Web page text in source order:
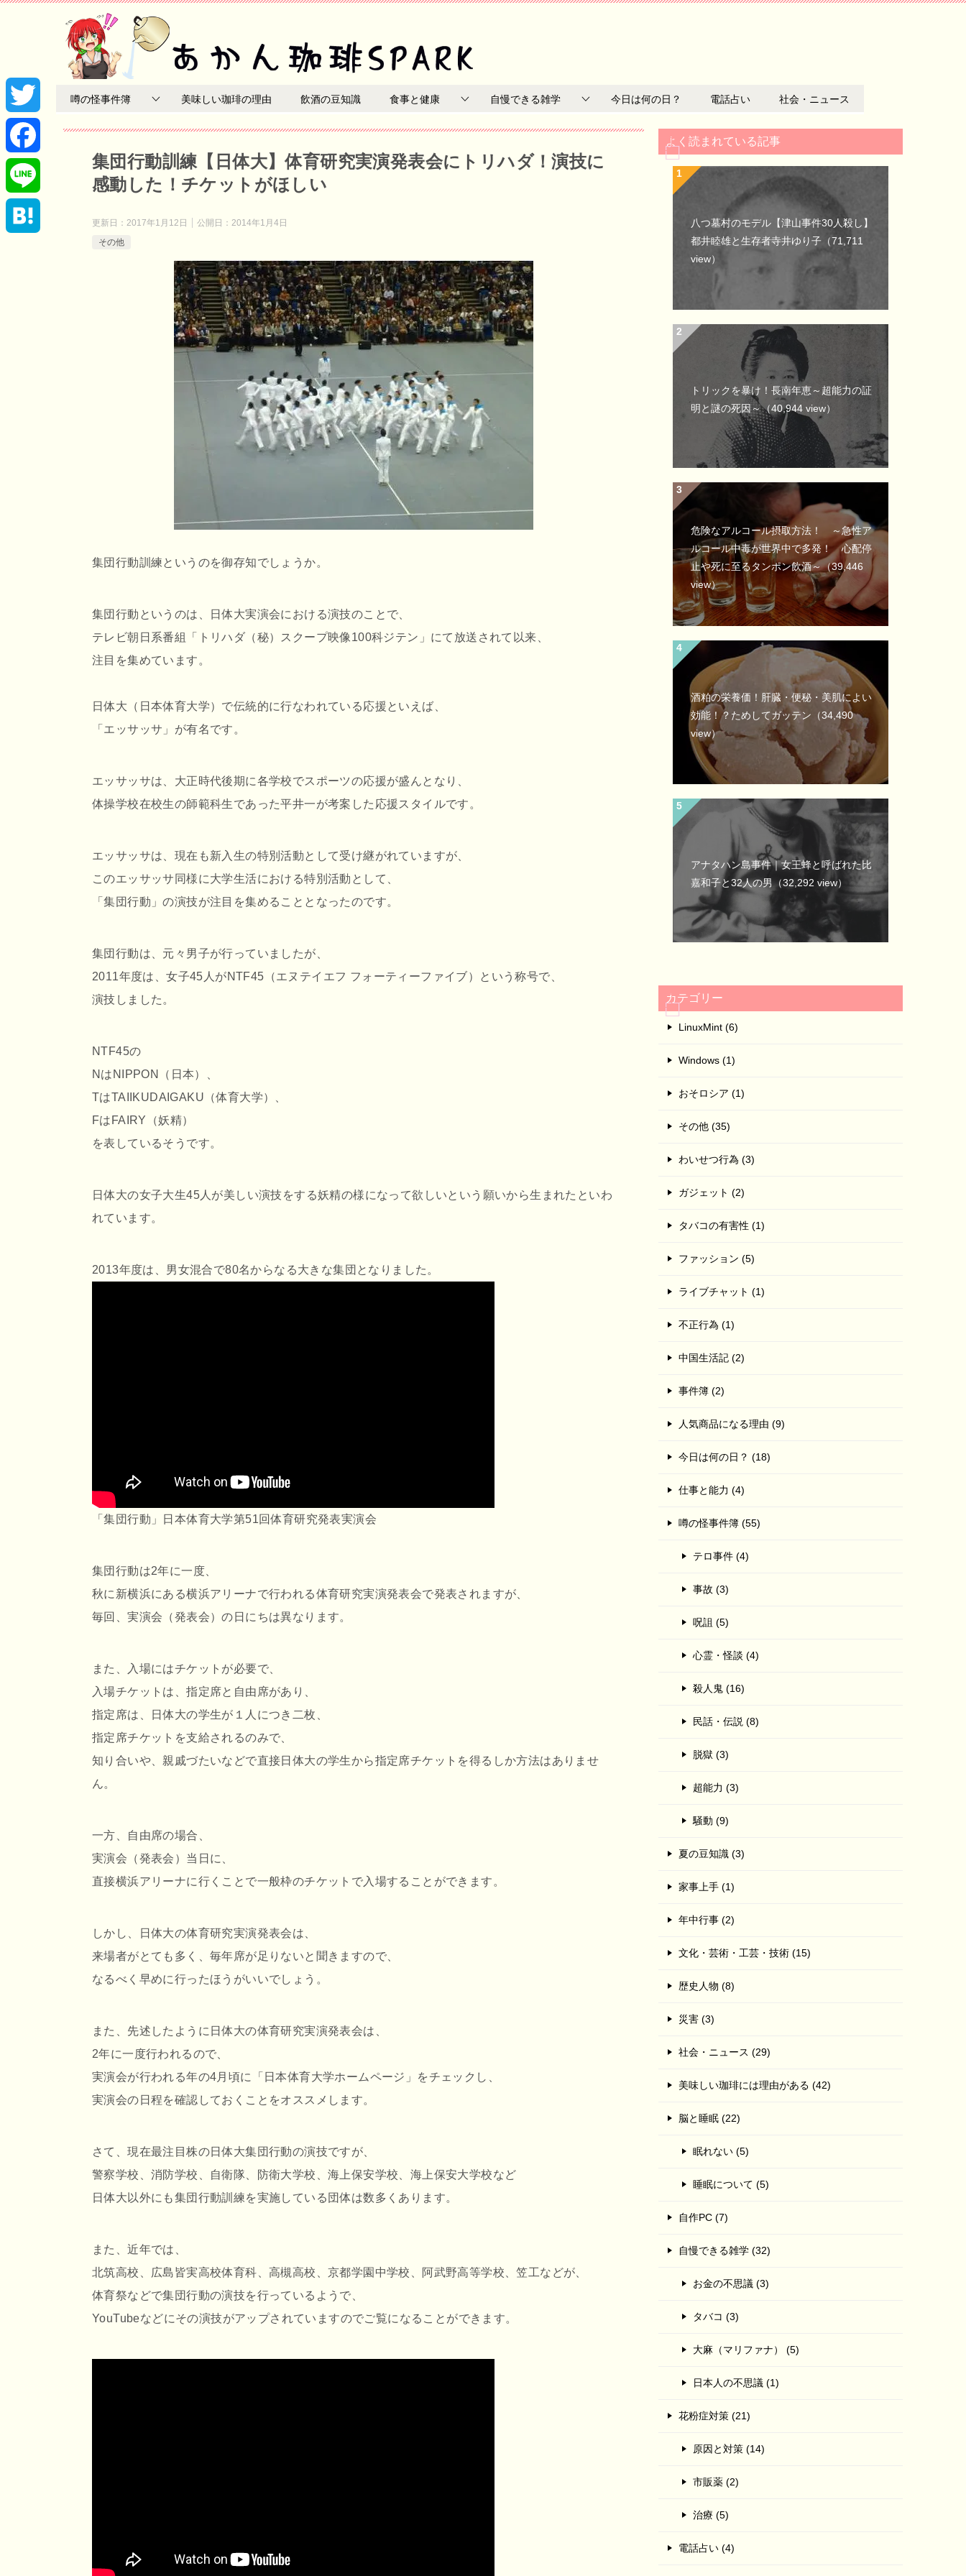
噂の怪事件簿 美味しい珈琲の理由 飲酒の豆知識 食事と健康 自慢できる雑学 今日は何の日？ 電話占い 社会・ニュース
集団行動訓練【日体大】体育研究実演発表会にトリハダ！演技に
感動した！チケットがほしい
更新日： 2017年1月12日 公開日： 2014年1月4日
その他
集団行動訓練というのを御存知でしょうか。
集団行動というのは、日体大実演会における演技のことで、
テレビ朝日系番組「トリハダ（秘）スクープ映像100科ジテン」にて放送されて以来、
注目を集めています。
日体大（日本体育大学）で伝統的に行なわれている応援といえば、
「エッサッサ」が有名です。
エッサッサは、大正時代後期に各学校でスポーツの応援が盛んとなり、
体操学校在校生の師範科生であった平井一が考案した応援スタイルです。
エッサッサは、現在も新入生の特別活動として受け継がれていますが、
このエッサッサ同様に大学生活における特別活動として、
「集団行動」の演技が注目を集めることとなったのです。
集団行動は、元々男子が行っていましたが、
2011年度は、女子45人がNTF45（エヌテイエフ フォーティーファイブ）という称号で、
演技しました。
NTF45の
NはNIPPON（日本）、
TはTAIIKUDAIGAKU（体育大学）、
FはFAIRY（妖精）
を表しているそうです。
日体大の女子大生45人が美しい演技をする妖精の様になって欲しいという願いから生まれたといわ
れています。
2013年度は、男女混合で80名からなる大きな集団となりました。
「集団行動」日本体育大学第51回体育研究発表実演会
集団行動は2年に一度、
秋に新横浜にある横浜アリーナで行われる体育研究実演発表会で発表されますが、
毎回、実演会（発表会）の日にちは異なります。
また、入場にはチケットが必要で、
入場チケットは、指定席と自由席があり、
指定席は、日体大の学生が１人につき二枚、
指定席チケットを支給されるのみで、
知り合いや、親戚づたいなどで直接日体大の学生から指定席チケットを得るしか方法はありませ
ん。
一方、自由席の場合、
実演会（発表会）当日に、
直接横浜アリーナに行くことで一般枠のチケットで入場することができます。
しかし、日体大の体育研究実演発表会は、
来場者がとても多く、毎年席が足りないと聞きますので、
なるべく早めに行ったほうがいいでしょう。
また、先述したように日体大の体育研究実演発表会は、
2年に一度行われるので、
実演会が行われる年の4月頃に「日本体育大学ホームページ」をチェックし、
実演会の日程を確認しておくことをオススメします。
さて、現在最注目株の日体大集団行動の演技ですが、
警察学校、消防学校、自衛隊、防衛大学校、海上保安学校、海上保安大学校など
日体大以外にも集団行動訓練を実施している団体は数多くあります。
また、近年では、
北筑高校、広島皆実高校体育科、高槻高校、京都学園中学校、阿武野高等学校、笠工などが、
体育祭などで集団行動の演技を行っているようで、
YouTubeなどにその演技がアップされていますのでご覧になることができます。
よく読まれている記事
八つ墓村のモデル【津山事件30人殺し】
都井睦雄と生存者寺井ゆり子 （71,711
view）
トリックを暴け！長南年恵～超能力の証
明と謎の死因～（40,944 view）
危険なアルコール摂取方法！ ～急性ア
ルコール中毒が世界中で多発！ 心配停
止や死に至るタンポン飲酒～（39,446
view）
酒粕の栄養価！肝臓・便秘・美肌によい
効能！？ためしてガッテン （34,490
view）
アナタハン島事件｜女王蜂と呼ばれた比
嘉和子と32人の男（32,292 view）
カテゴリー
LinuxMint (6)
Windows (1)
おそロシア (1)
その他 (35)
わいせつ行為 (3)
ガジェット (2)
タバコの有害性 (1)
ファッション (5)
ライブチャット (1)
不正行為 (1)
中国生活記 (2)
事件簿 (2)
人気商品になる理由 (9)
今日は何の日？ (18)
仕事と能力 (4)
噂の怪事件簿 (55)
テロ事件 (4)
事故 (3)
呪詛 (5)
心霊・怪談 (4)
殺人鬼 (16)
民話・伝説 (8)
脱獄 (3)
超能力 (3)
騒動 (9)
夏の豆知識 (3)
家事上手 (1)
年中行事 (2)
文化・芸術・工芸・技術 (15)
歴史人物 (8)
災害 (3)
社会・ニュース (29)
美味しい珈琲には理由がある (42)
脳と睡眠 (22)
眠れない (5)
睡眠について (5)
自作PC (7)
自慢できる雑学 (32)
お金の不思議 (3)
タバコ (3)
大麻（マリファナ） (5)
日本人の不思議 (1)
花粉症対策 (21)
原因と対策 (14)
市販薬 (2)
治療 (5)
電話占い (4)
T
w
i
t
F
a